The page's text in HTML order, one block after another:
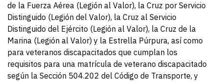
de la Fuerza Aérea (Legión al Valor), la Cruz por Servicio
Distinguido (Legión del Valor), la Cruz al Servicio
Distinguido del Ejército (Legión al Valor), la Cruz de la
Marina (Legión al Valor) y la Estrella Púrpura, así como
para veteranos discapacitados que cumplan los
requisitos para una matrícula de veterano discapacitado
según la Sección 504.202 del Código de Transporte, y